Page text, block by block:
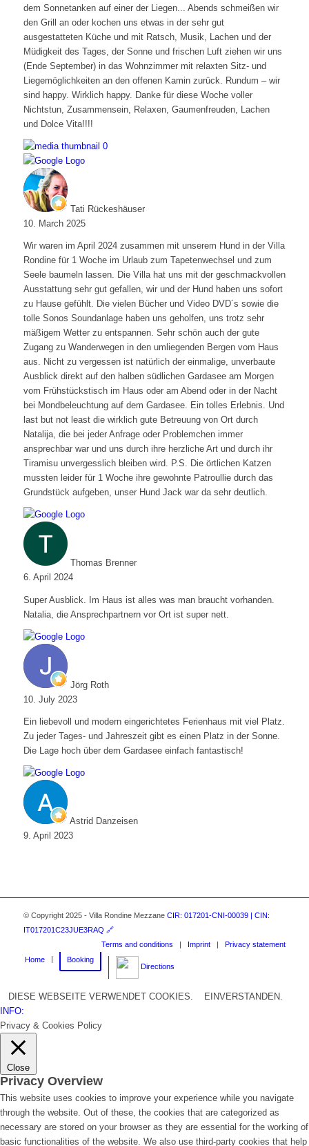
dem Sonnetanken auf einer der Liegen... Abends schmeißen wir
den Grill an oder kochen uns etwas in der sehr gut
ausgestatteten Küche und mit Ratsch, Musik, Lachen und der
Müdigkeit des Tages, der Sonne und frischen Luft ziehen wir uns
(Ende September) in das Wohnzimmer mit relaxten Sitz- und
Liegemöglichkeiten an den offenen Kamin zurück. Rundum – wir
sind happy. Wirklich happy. Danke für diese Woche voller
Nichtstun, Zusammensein, Relaxen, Gaumenfreuden, Lachen
und Dolce Vita!!!!
Tati Rückeshäuser
10. March 2025
Wir waren im April 2024 zusammen mit unserem Hund in der Villa
Rondine für 1 Woche im Urlaub zum Tapetenwechsel und zum
Seele baumeln lassen. Die Villa hat uns mit der geschmackvollen
Ausstattung sehr gut gefallen, wir und der Hund haben uns sofort
zu Hause gefühlt. Die vielen Bücher und Video DVD´s sowie die
tolle Sonos Soundanlage haben uns geholfen, uns trotz sehr
mäßigem Wetter zu entspannen. Sehr schön auch der gute
Zugang zu Wanderwegen in den umliegenden Bergen vom Haus
aus. Nicht zu vergessen ist natürlich der einmalige, unverbaute
Ausblick direkt auf den halben südlichen Gardasee am Morgen
vom Frühstückstisch im Haus oder am Abend oder in der Nacht
bei Mondbeleuchtung auf dem Gardasee. Ein tolles Erlebnis. Und
last but not least die wirklich gute Betreuung von Ort durch
Natalija, die bei jeder Anfrage oder Problemchen immer
ansprechbar war und uns durch ihre herzliche Art und durch ihr
Tiramisu unvergesslich bleiben wird. P.S. Die örtlichen Katzen
mussten leider für 1 Woche ihre gewohnte Patroullie durch das
Grundstück aufgeben, unser Hund Jack war da sehr deutlich.
Thomas Brenner
6. April 2024
Super Ausblick. Im Haus ist alles was man braucht vorhanden.
Natalia, die Ansprechpartnern vor Ort ist super nett.
Jörg Roth
10. July 2023
Ein liebevoll und modern eingerichtetes Ferienhaus mit viel Platz.
Zu jeder Tages- und Jahreszeit gibt es einen Platz in der Sonne.
Die Lage hoch über dem Gardasee einfach fantastisch!
Astrid Danzeisen
9. April 2023
© Copyright 2025 - Villa Rondine Mezzane CIR: 017201-CNI-00039 | CIN:
IT017201C23JUE3RAQ 🔗
Terms and conditions
| Imprint |Privacy statement
Home
Booking
Directions
DIESE WEBSEITE VERWENDET COOKIES. EINVERSTANDEN.
INFO:
Privacy & Cookies Policy
Close
Privacy Overview
This website uses cookies to improve your experience while you navigate
through the website. Out of these, the cookies that are categorized as
necessary are stored on your browser as they are essential for the working of
basic functionalities of the website. We also use third-party cookies that help